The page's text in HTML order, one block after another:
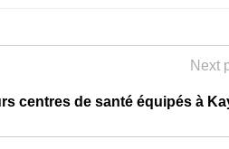
Next
centres de santé équipés à